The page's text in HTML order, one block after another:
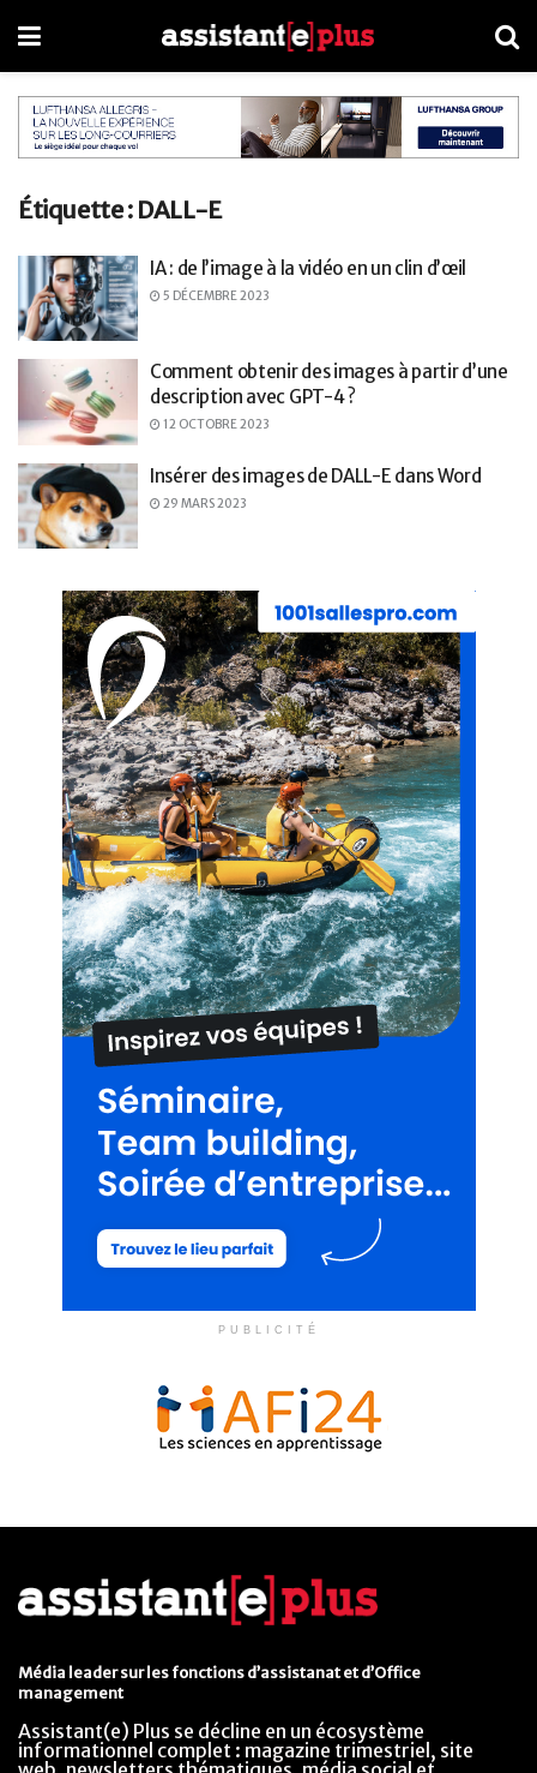
Étiquette : DALL-E
IA : de l’image à la vidéo en un clin d’œil
5 DÉCEMBRE 2023
Comment obtenir des images à partir d’une
description avec GPT-4 ?
12 OCTOBRE 2023
Insérer des images de DALL-E dans Word
29 MARS 2023
PUBLICITÉ
Média leader sur les fonctions d’assistanat et d’Office
management
Assistant(e) Plus se décline en un écosystème
informationnel complet : magazine trimestriel, site